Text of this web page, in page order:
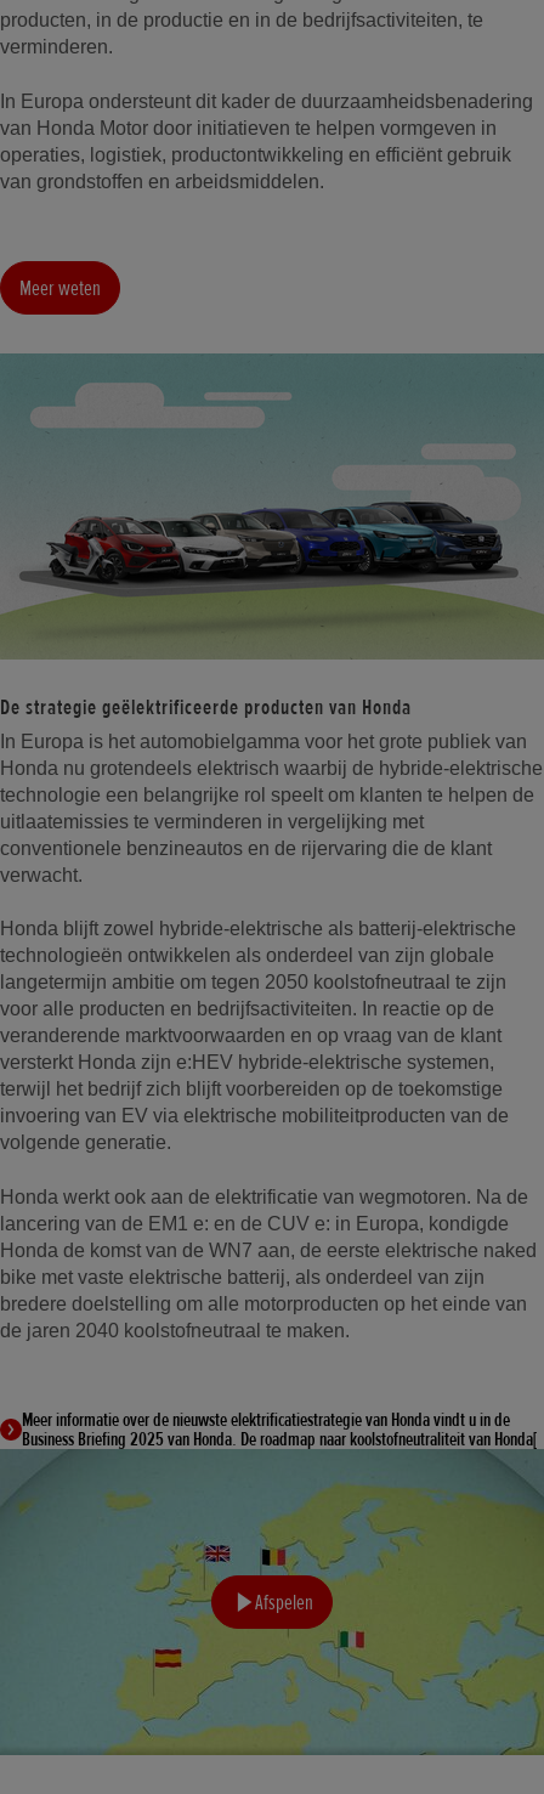
producten, in de productie en in de bedrijfsactiviteiten, te
verminderen.
In Europa ondersteunt dit kader de duurzaamheidsbenadering
van Honda Motor door initiatieven te helpen vormgeven in
operaties, logistiek, productontwikkeling en efficiënt gebruik
van grondstoffen en arbeidsmiddelen.
Meer weten
De strategie geëlektrificeerde producten van Honda
In Europa is het automobielgamma voor het grote publiek van
Honda nu grotendeels elektrisch waarbij de hybride-elektrische
technologie een belangrijke rol speelt om klanten te helpen de
uitlaatemissies te verminderen in vergelijking met
conventionele benzineautos en de rijervaring die de klant
verwacht.
Honda blijft zowel hybride-elektrische als batterij-elektrische
technologieën ontwikkelen als onderdeel van zijn globale
langetermijn ambitie om tegen 2050 koolstofneutraal te zijn
voor alle producten en bedrijfsactiviteiten. In reactie op de
veranderende marktvoorwaarden en op vraag van de klant
versterkt Honda zijn e:HEV hybride-elektrische systemen,
terwijl het bedrijf zich blijft voorbereiden op de toekomstige
invoering van EV via elektrische mobiliteitproducten van de
volgende generatie.
Honda werkt ook aan de elektrificatie van wegmotoren. Na de
lancering van de EM1 e: en de CUV e: in Europa, kondigde
Honda de komst van de WN7 aan, de eerste elektrische naked
bike met vaste elektrische batterij, als onderdeel van zijn
bredere doelstelling om alle motorproducten op het einde van
de jaren 2040 koolstofneutraal te maken.
Meer informatie over de nieuwste elektrificatiestrategie van Honda vindt u in de
Business Briefing 2025 van Honda. De roadmap naar koolstofneutraliteit van Honda[
Afspelen